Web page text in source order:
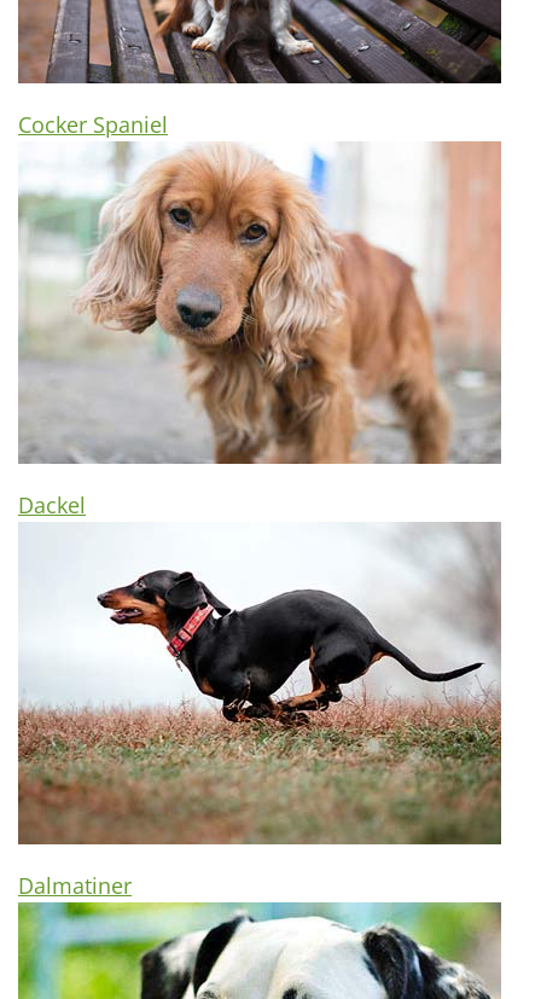
Cocker Spaniel
Dackel
Dalmatiner